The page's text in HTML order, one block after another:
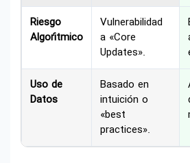
Riesgo
Algorítmico
Vulnerabilidad
a «Core
Updates».
Uso de
Datos
Basado en
intuición o
«best
practices».